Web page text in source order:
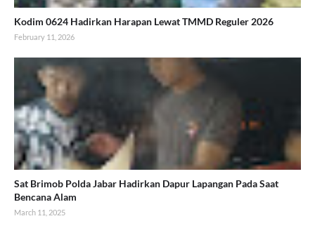
Kodim 0624 Hadirkan Harapan Lewat TMMD Reguler 2026
February 11, 2026
Sat Brimob Polda Jabar Hadirkan Dapur Lapangan Pada Saat
Bencana Alam
March 11, 2025